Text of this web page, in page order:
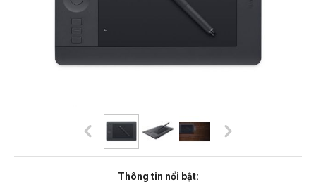
Thông tin nổi bật: